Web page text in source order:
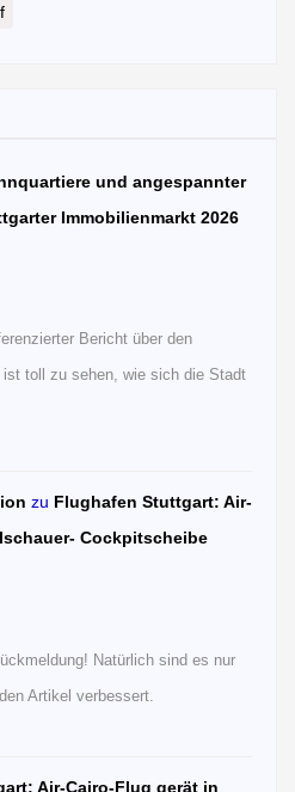
und angespannter
Immobilienmarkt 2026
Bericht über den
toll zu sehen, wie sich die Stadt
zu Flughafen Stuttgart: Air-
Cockpitscheibe
Natürlich sind es nur
Artikel verbessert.
Air-Cairo-Flug gerät in